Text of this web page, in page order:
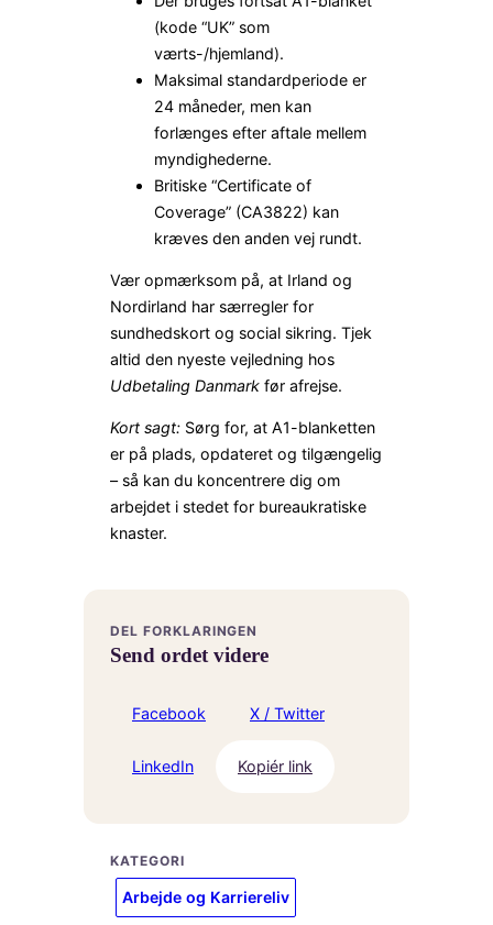
(kode “UK” som
værts-/hjemland).
Maksimal standardperiode er
24 måneder, men kan
forlænges efter aftale mellem
myndighederne.
Britiske “Certificate of
Coverage” (CA3822) kan
kræves den anden vej rundt.
Vær opmærksom på, at Irland og
Nordirland har særregler for
sundhedskort og social sikring. Tjek
altid den nyeste vejledning hos
Udbetaling Danmark før afrejse.
Kort sagt: Sørg for, at A1-blanketten
er på plads, opdateret og tilgængelig
– så kan du koncentrere dig om
arbejdet i stedet for bureaukratiske
knaster.
DEL FORKLARINGEN
Send ordet videre
Facebook X / Twitter
LinkedIn Kopiér link
KATEGORI
Arbejde og Karriereliv